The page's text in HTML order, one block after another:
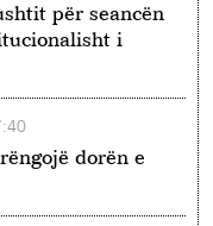
për seancën
i
dorën e